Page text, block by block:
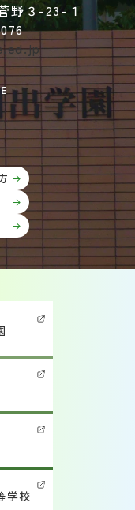
野３-23-１
学校